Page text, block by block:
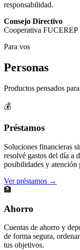
responsabilidad.
Consejo Directivo
Cooperativa FUCEREP
Para vos
Personas
Productos pensados
💰
Préstamos
Soluciones financieras
resolvé gastos del día a
posibilidades y atención
Ver préstamos →
🏦
Ahorro
Cuentas de ahorro y
de forma segura,
tus objetivos.